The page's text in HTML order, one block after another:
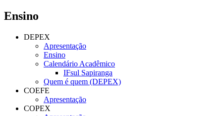
Ensino
DEPEX
Apresentação
Ensino
Calendário Acadêmico
IFsul Sapiranga
Quem é quem (DEPEX)
COEFE
Apresentação
COPEX